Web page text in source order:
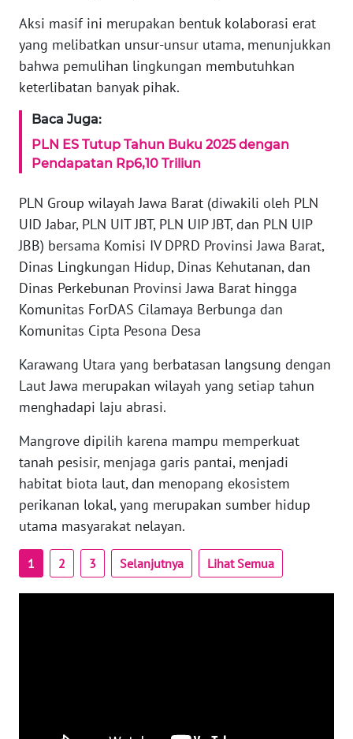
Aksi masif ini merupakan bentuk kolaborasi erat
yang melibatkan unsur-unsur utama, menunjukkan
bahwa pemulihan lingkungan membutuhkan
keterlibatan banyak pihak.
Baca Juga:
PLN ES Tutup Tahun Buku 2025 dengan
Pendapatan Rp6,10 Triliun
PLN Group wilayah Jawa Barat (diwakili oleh PLN
UID Jabar, PLN UIT JBT, PLN UIP JBT, dan PLN UIP
JBB) bersama Komisi IV DPRD Provinsi Jawa Barat,
Dinas Lingkungan Hidup, Dinas Kehutanan, dan
Dinas Perkebunan Provinsi Jawa Barat hingga
Komunitas ForDAS Cilamaya Berbunga dan
Komunitas Cipta Pesona Desa
Karawang Utara yang berbatasan langsung dengan
Laut Jawa merupakan wilayah yang setiap tahun
menghadapi laju abrasi.
Mangrove dipilih karena mampu memperkuat
tanah pesisir, menjaga garis pantai, menjadi
habitat biota laut, dan menopang ekosistem
perikanan lokal, yang merupakan sumber hidup
utama masyarakat nelayan.
1 2 3 Selanjutnya Lihat Semua
JABAR
WN
BANTEN
WN
NTT
KEPRI
WN
PAPUA
WN
PAPUA
BARAT
WN
RIAU
SERAMBI
WN
JAMBI
WN
SULTRA